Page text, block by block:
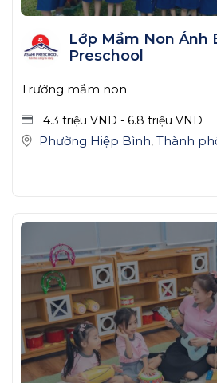
Lớp Mầm Non Ánh
Preschool
Trường mầm non
4.3 triệu VND - 6.8 triệu VND
Phường Hiệp Bình, Thành